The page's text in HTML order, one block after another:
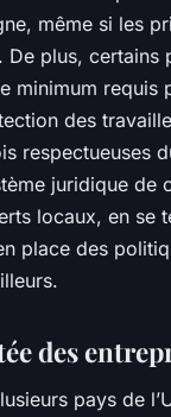
même si les
plus, certains
requis
des
respectueuses
juridique de
locaux, en se
place des
des
pays de